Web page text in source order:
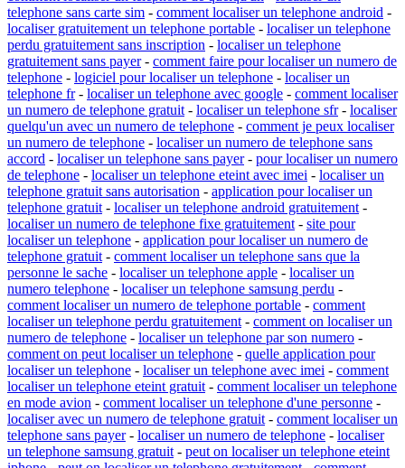
telephone sans carte sim - comment localiser un telephone android -
localiser gratuitement un telephone portable - localiser un telephone
perdu gratuitement sans inscription - localiser un telephone
gratuitement sans payer- comment faire pour localiser un numero de
telephone - logiciel pour localiser un telephone - localiser un
telephone fr- localiser un telephone avec google - comment localiser
un numero de telephone gratuit - localiser un telephone sfr- localiser
quelqu'un avec un numero de telephone - comment je peux localiser
un numero de telephone - localiser un numero de telephone sans
accord - localiser un telephone sans payer- pour localiser un numero
de telephone - localiser un telephone eteint avec imei - localiser un
telephone gratuit sans autorisation - application pour localiser un
telephone gratuit - localiser un telephone android gratuitement -
localiser un numero de telephone fixe gratuitement - site pour
localiser un telephone - application pour localiser un numero de
telephone gratuit - comment localiser un telephone sans que la
personne le sache - localiser un telephone apple - localiser un
numero telephone - localiser un telephone samsung perdu -
comment localiser un numero de telephone portable - comment
localiser un telephone perdu gratuitement - comment on localiser un
numero de telephone - localiser un telephone par son numero -
comment on peut localiser un telephone - quelle application pour
localiser un telephone - localiser un telephone avec imei - comment
localiser un telephone eteint gratuit - comment localiser un telephone
en mode avion - comment localiser un telephone d'une personne -
localiser avec un numero de telephone gratuit - comment localiser un
telephone sans payer- localiser un numero de telephone - localiser
un telephone samsung gratuit - peut on localiser un telephone eteint